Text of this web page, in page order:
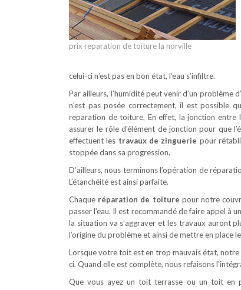
prix reparation de toiture la norville
celui-ci n’est pas en bon état, l’eau s’infiltre.
Par ailleurs, l’humidité peut venir d’un
n’est pas posée correctement, il est possible
reparation de toiture, En effet, la jonction
assurer le rôle d’élément de jonction pour que
effectuent les travaux de zinguerie pour
stoppée dans sa progression.
D’ailleurs, nous terminons l’opération de
L’étanchéité est ainsi parfaite.
Chaque réparation de toiture pour notre
passer l’eau. Il est recommandé de faire appel à
la situation va s’aggraver et les travaux auront
l’origine du problème et ainsi de mettre en place
Lorsque votre toit est en trop mauvais état, notre
ci. Quand elle est complète, nous refaisons
Que vous ayez un toit terrasse ou un toit en